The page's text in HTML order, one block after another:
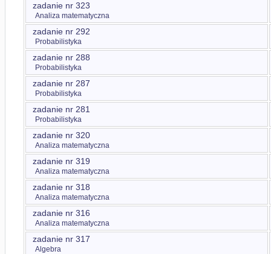
zadanie nr 323
Analiza matematyczna
zadanie nr 292
Probabilistyka
zadanie nr 288
Probabilistyka
zadanie nr 287
Probabilistyka
zadanie nr 281
Probabilistyka
zadanie nr 320
Analiza matematyczna
zadanie nr 319
Analiza matematyczna
zadanie nr 318
Analiza matematyczna
zadanie nr 316
Analiza matematyczna
zadanie nr 317
Algebra